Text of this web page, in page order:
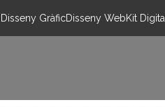
Disseny GràficDisseny WebKit Digital